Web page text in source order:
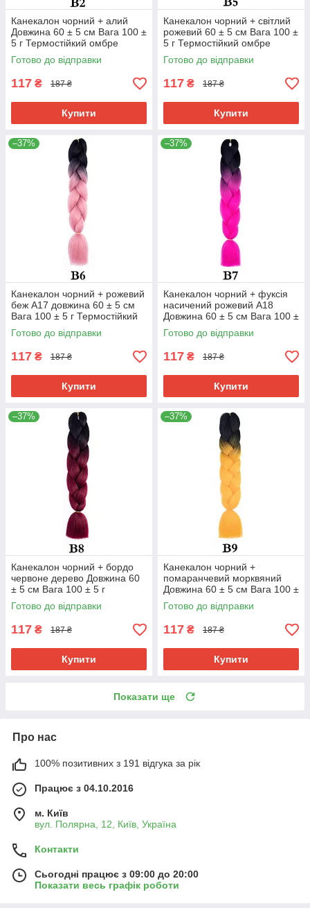
Канекалон чорний + алий
Довжина 60 ± 5 см Вага 100 ±
5 г Термостійкий омбре
двокольоровий коса Jumbo
Braid В2
Готово до відправки
117 ₴ 187 ₴
Купити
Канекалон чорний + світлий
рожевий 60 ± 5 см Вага 100 ±
5 г Термостійкий омбре
двоколірний коса Jumbo
Braid В5
Готово до відправки
117 ₴ 187 ₴
Купити
–37%
Канекалон чорний + рожевий
беж А17 довжина 60 ± 5 см
Вага 100 ± 5 г Термостійкий
омбре двокольоровий коса
Jumbo
Готово до відправки
117 ₴ 187 ₴
Купити
–37%
Канекалон чорний + фуксія
насичений рожевий А18
Довжина 60 ± 5 см Вага 100 ±
5 г Термостійкий Jumbo Braid
В7
Готово до відправки
117 ₴ 187 ₴
Купити
–37%
Канекалон чорний + бордо
червоне дерево Довжина 60
± 5 см Вага 100 ± 5 г
Термостійкий двоколірний
Jumbo Braid
Готово до відправки
117 ₴ 187 ₴
Купити
–37%
Канекалон чорний +
помаранчевий морквяний
Довжина 60 ± 5 см Вага 100 ±
5 г Термостійкий двоколірний
Jumbo
Готово до відправки
117 ₴ 187 ₴
Купити
Показати ще
Про нас
100% позитивних з 191 відгука за рік
Працює з 04.10.2016
м. Київ
вул. Полярна, 12, Київ, Україна
Контакти
Сьогодні працює з 09:00 до 20:00
Показати весь графік роботи